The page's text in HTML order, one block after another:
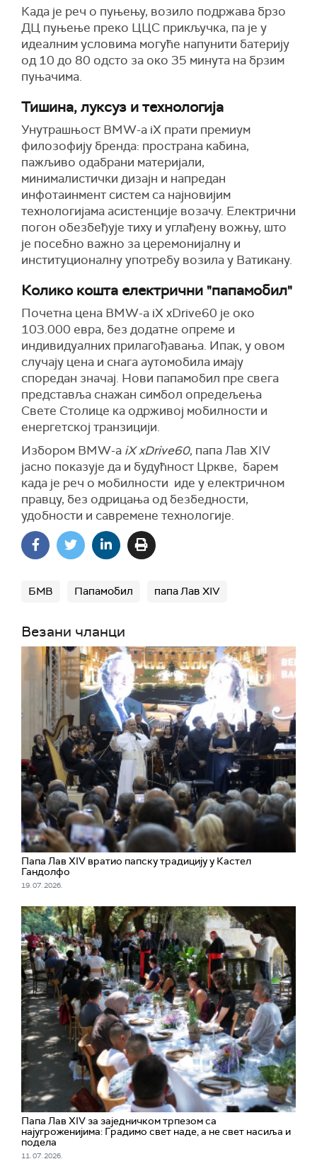
Када је реч о пуњењу, возило подржава брзо
ДЦ пуњење преко ЦЦС прикључка, па је у
идеалним условима могуће напунити батерију
од 10 до 80 одсто за око 35 минута на брзим
пуњачима.
Тишина, луксуз и технологија
Унутрашњост BMW-a iX прати премиум
филозофију бренда: пространа кабина,
пажљиво одабрани материјали,
минималистички дизајн и напредан
инфотаинмент систем са најновијим
технологијама асистенције возачу. Електрични
погон обезбеђује тиху и углађену вожњу, што
је посебно важно за церемонијалну и
институционалну употребу возила у Ватикану.
Колико кошта електрични "папамобил"
Почетна цена BMW-a iX xDrive60 је око
103.000 евра, без додатне опреме и
индивидуалних прилагођавања. Ипак, у овом
случају цена и снага аутомобила имају
споредан значај. Нови папамобил пре свега
представља снажан симбол опредељења
Свете Столице ка одрживој мобилности и
енергетској транзицији.
Избором BMW-a iX xDrive60, папа Лав XIV
јасно показује да и будућност Цркве, барем
када је реч о мобилности иде у електричном
правцу, без одрицања од безбедности,
удобности и савремене технологије.
БМВ Папамобил папа Лав XIV
Везани чланци
Папа Лав XIV вратио папску традицију у Кастел
Гандолфо
19. 07. 2026.
Папа Лав XIV за заједничком трпезом са
најугроженијима: Градимо свет наде, а не свет насиља и
подела
11. 07. 2026.